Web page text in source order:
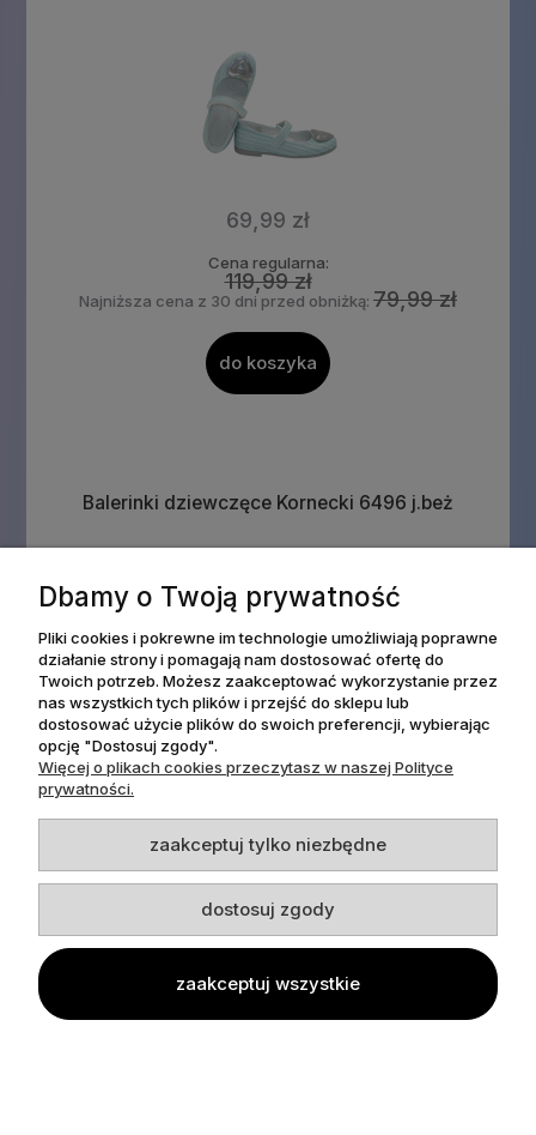
69,99 zł
Cena regularna:
119,99 zł
Najniższa cena z 30 dni przed obniżką: 79,99 zł
do koszyka
Balerinki dziewczęce Kornecki 6496 j.beż
69,99 zł
Cena regularna:
Najniższa cena z 30 dni przed obniżką:89,99 zł
do koszyka
Balerinki dziewczęce Kornecki 6802 czarny
Dbamy o Twoją prywatność
Pliki cookies i pokrewne im technologie umożliwiają poprawne
działanie strony i pomagają nam dostosować ofertę do
Twoich potrzeb. Możesz zaakceptować wykorzystanie przez
nas wszystkich tych plików i przejść do sklepu lub
dostosować użycie plików do swoich preferencji, wybierając
opcję "Dostosuj zgody".
Więcej o plikach cookies przeczytasz w naszej Polityce
prywatności.
zaakceptuj tylko niezbędne
dostosuj zgody
zaakceptuj wszystkie